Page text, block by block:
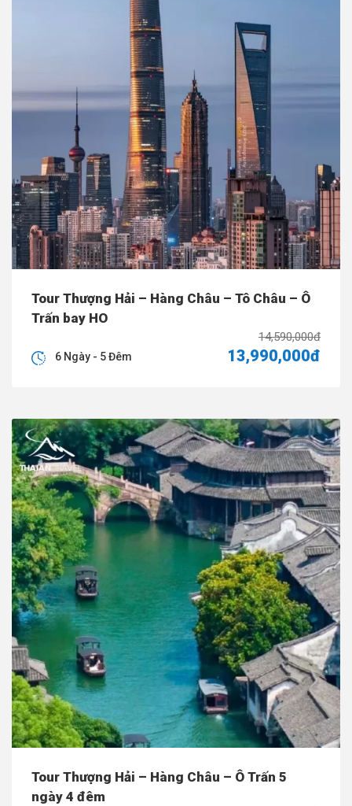
Tour Thượng Hải – Hàng Châu – Tô Châu – Ô
Trấn bay HO
14,590,000đ
13,990,000đ
6 Ngày - 5 Đêm
Tour Thượng Hải – Hàng Châu – Ô Trấn 5
ngày 4 đêm